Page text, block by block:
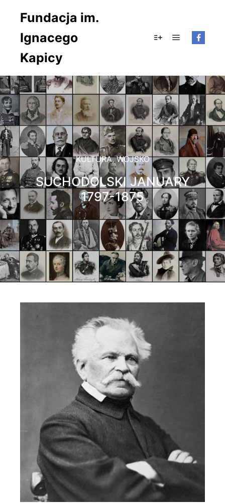
Fundacja im.
Ignacego
Kapicy
KULTURA,WOJSKO
SUCHODOLSKI JANUARY
1797-1875